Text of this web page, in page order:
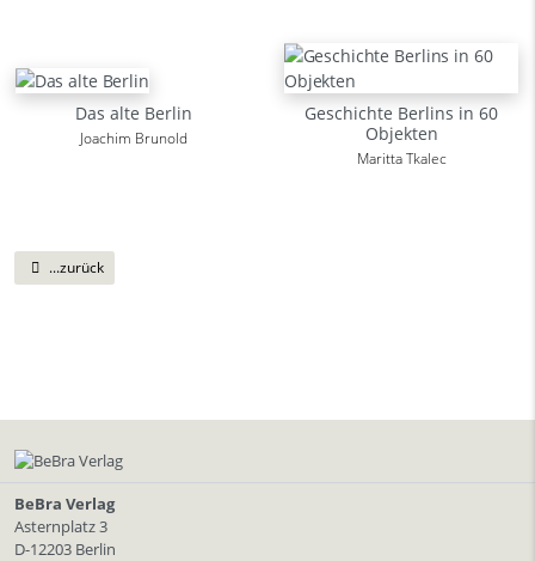
Das alte Berlin
Joachim Brunold
Geschichte Berlins in 60
Objekten
Maritta Tkalec
...zurück
BeBra Verlag
Asternplatz 3
D-12203 Berlin